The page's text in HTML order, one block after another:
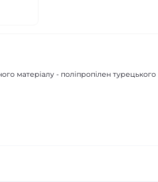
матеріалу - поліпропілен турецького